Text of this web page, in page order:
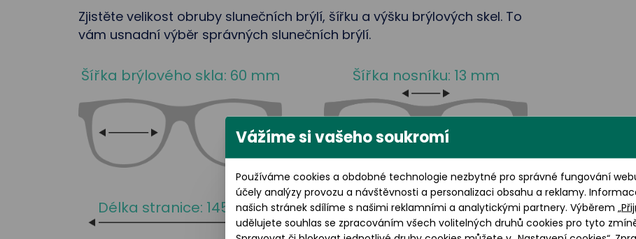
Zjistěte velikost obruby slunečních brýlí, šířku a výšku brýlových skel. To
vám usnadní výběr správných slunečních brýlí.
Šířka brýlového skla: 60 mm Šířka nosníku: 13 mm
Délka stranice: 145 mm Výška brýlového skla: 51 mm
Vážíme si vašeho soukromí
Používáme cookies a obdobné technologie nezbytné pro správné fungování
účely analýzy provozu a návštěvnosti a personalizaci obsahu a reklamy.
našich stránek sdílíme s našimi reklamními a analytickými partnery. Výběrem „
udělujete souhlas se zpracováním všech volitelných druhů cookies pro tyto